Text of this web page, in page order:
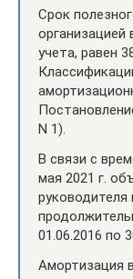
Срок
организацией
учета, равен
N 1).
В связи с
мая 2021 г.
01.06.2016 по
Амортизация